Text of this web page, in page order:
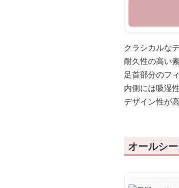
クラシカルな
耐久性の高い
足首部分のフ
内側には吸湿
デザイン性が
オールシ